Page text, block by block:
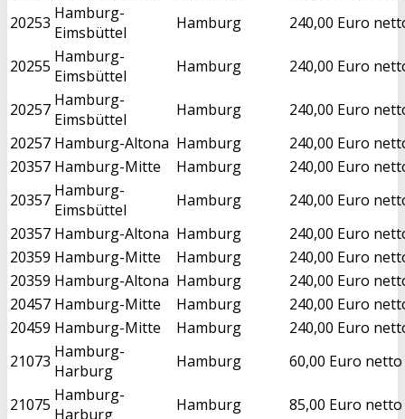
20253 Hamburg-
Eimsbüttel
Hamburg 240,00 Euro
20255 Hamburg-
Eimsbüttel
Hamburg 240,00 Euro
20257 Hamburg-
Eimsbüttel
Hamburg
240,00 Euro
20257 Hamburg-Altona Hamburg
240,00 Euro
20357 Hamburg-Mitte Hamburg
240,00 Euro
20357 Hamburg-
Eimsbüttel
Hamburg
240,00 Euro
20357 Hamburg-Altona Hamburg
240,00 Euro
20359 Hamburg-Mitte Hamburg
240,00 Euro
20359 Hamburg-Altona Hamburg
240,00 Euro
20457 Hamburg-Mitte Hamburg
240,00 Euro
20459 Hamburg-Mitte Hamburg
240,00 Euro
21073 Hamburg-
Harburg
Hamburg 60,00 Euro netto
21075 Hamburg-
Harburg
Hamburg 85,00 Euro netto